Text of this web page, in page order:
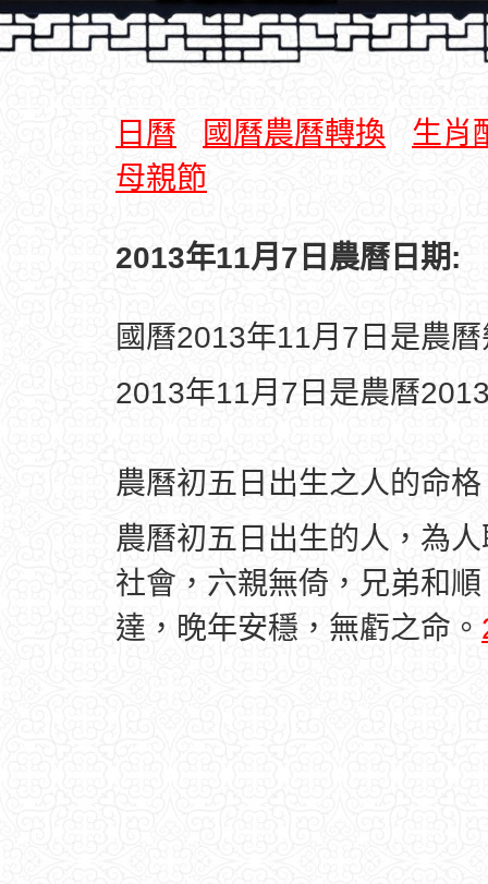
日曆 國曆農曆轉換
生肖
母親節
2013年11月7日農曆日期:
國曆2013年11月7日是農
2013年11月7日是農曆
農曆初五日出生之人的命
農曆初五日出生的人，為
社會，六親無倚，兄弟和
達，晚年安穩，無虧之命。